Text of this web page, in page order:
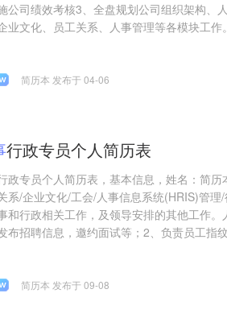
公司绩效考核3、全盘规划公司组织架构、
业文化、员工关系、人事管理等各模块工
简历本 发布于 04-06
行政专员个人简历表
政专员个人简历表，基本信息，姓名：简
系/企业文化/工会/人事信息系统(HRIS)管
和行政相关工作，及领导安排的其他工作
布招聘信息，邀约面试等；2、负责员工指
简历本 发布于 09-08